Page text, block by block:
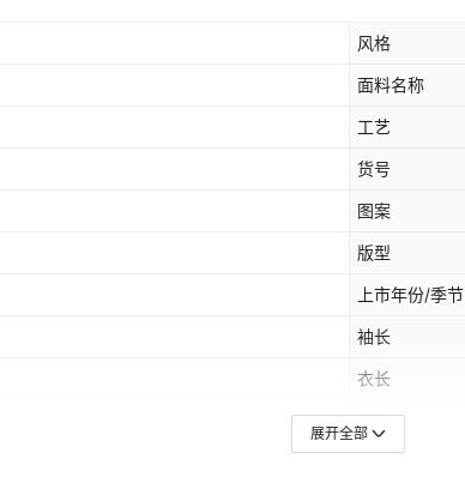
风格
面料名称
工艺
货号
图案
版型
上市年份/季节
袖长
衣长
尺码
展开全部